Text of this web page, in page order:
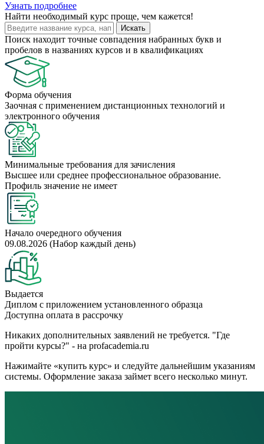
Узнать подробнее
Найти необходимый курс проще, чем кажется!
Искать
Поиск находит точные совпадения набранных букв и
пробелов в названиях курсов и в квалификациях
Форма обучения
Заочная с применением дистанционных технологий и
электронного обучения
Минимальные требования для зачисления
Высшее или среднее профессиональное образование.
Профиль значение не имеет
Начало очередного обучения
09.08.2026 (Набор каждый день)
Выдается
Диплом с приложением установленного образца
Доступна оплата в рассрочку
Никаких дополнительных заявлений не требуется. "Где
пройти курсы?" - на profacademia.ru
Нажимайте «купить курс» и следуйте дальнейшим указаниям
системы. Оформление заказа займет всего несколько минут.